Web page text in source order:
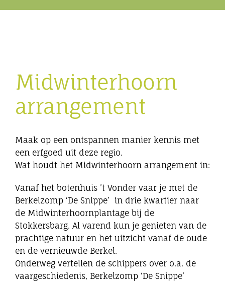
Eibergen onderneemt
Winkels
Bedrijven
Midwinterhoorn
arrangement
Maak op een ontspannen manier kennis met
een erfgoed uit deze regio.
Wat houdt het Midwinterhoorn arrangement in:
Vanaf het botenhuis ’t Vonder vaar je met de
Berkelzomp ‘De Snippe’ in drie kwartier naar
de Midwinterhoornplantage bij de
Stokkersbarg. Al varend kun je genieten van de
prachtige natuur en het uitzicht vanaf de oude
en de vernieuwde Berkel.
Onderweg vertellen de schippers over o.a. de
vaargeschiedenis, Berkelzomp ‘De Snippe’